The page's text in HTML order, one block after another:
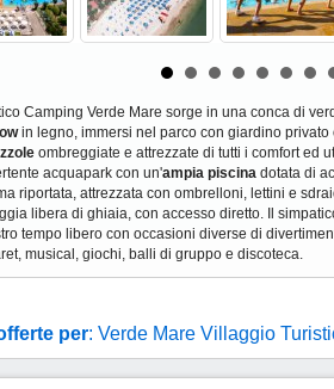
Camping Verde Mare sorge in una conca di
in legno, immersi nel parco con giardino privato
ombreggiate e attrezzate di tutti i comfort ed
acquapark con un'ampia piscina dotata di
riportata, attrezzata con ombrelloni, lettini e
libera di ghiaia, con accesso diretto. Il
tempo libero con occasioni diverse di
musical, giochi, balli di gruppo e discoteca.
per: Verde Mare Villaggio